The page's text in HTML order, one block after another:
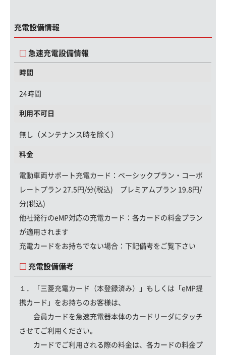
充電設備情報
急速充電設備情報
時間
24時間
利用不可日
無し（メンテナンス時を除く）
料金
電動車両サポート充電カード ：ベーシックプラン・コーポ
レートプラン 27.5円/分(税込) プレミアムプラン 19.8円/
分(税込)
他社発行のeMP対応の充電カード：各カードの料金プラン
が適用されます
充電カードをお持ちでない場合： 下記備考をご覧下さい
充電設備備考
１．「三菱充電カード（本登録済み）」もしくは「eMP提
携カード」をお持ちのお客様は、
会員カードを急速充電器本体のカードリーダにタッチ
させてご利用ください。
カードでご利用される際の料金は、各カードの料金プ